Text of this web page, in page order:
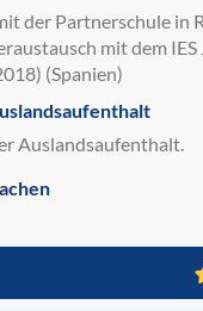
der Partnerschule in
mit dem IES
(Spanien)
Auslandsaufenthalt.